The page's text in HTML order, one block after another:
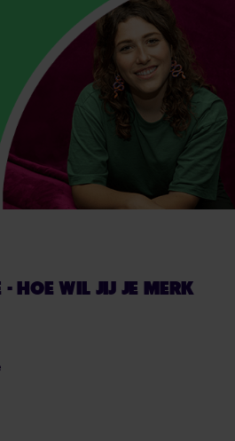
- HOE WIL JIJ JE MERK